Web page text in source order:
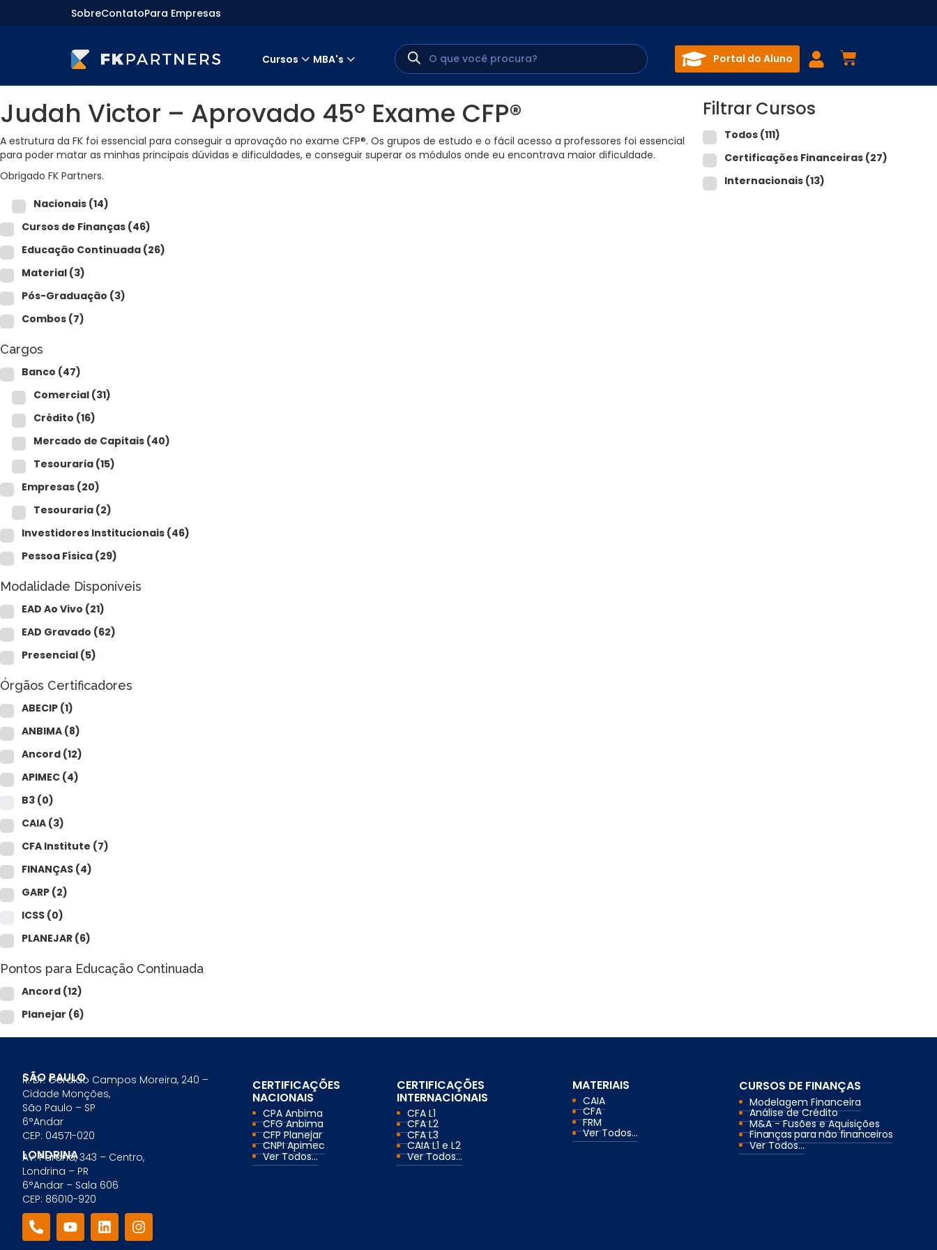
SobreContatoPara Empresas
Cursos MBA's Portal do Aluno
Preparatórios Nacionais
Internacionais
Finanças & Edu. Continuada
Por atuação
Navegação
Sobre nós
CFP®
CPA
CGE
CGA
CNPI
C-Pro I
C-Pro R
CFA®
CAIA®
FRM®
Ver todos
Modelagem Financeira Aplicada
Curso Avan. de Análise de Crédito
M&A – Fusões e Aquisições
Ver todos (+50 cursos)
Crédito Bancário
Comercial Bancário
Tesouraria Bancária
Ver todos
Judah Victor – Aprovado 45º Exame CFP®
A estrutura da FK foi essencial para conseguir a aprovação no exame CFP®. Os grupos de estudo e o fácil acesso a professores foi essencial
para poder matar as minhas principais dúvidas e dificuldades, e conseguir superar os módulos onde eu encontrava maior dificuldade.
Obrigado FK Partners.
Filtrar Cursos
Todos (111)
Certificações Financeiras (27)
Internacionais (13)
Nacionais (14)
Cursos de Finanças (46)
Educação Continuada (26)
Material (3)
Pós-Graduação (3)
Combos (7)
Cargos
Banco (47)
Comercial (31)
Crédito (16)
Mercado de Capitais (40)
Tesouraria (15)
Empresas (20)
Tesouraria (2)
Investidores Institucionais (46)
Pessoa Física (29)
Modalidade Disponíveis
EAD Ao Vivo (21)
EAD Gravado (62)
Presencial (5)
Órgãos Certificadores
ABECIP (1)
ANBIMA (8)
Ancord (12)
APIMEC (4)
B3 (0)
CAIA (3)
CFA Institute (7)
FINANÇAS (4)
GARP (2)
ICSS (0)
PLANEJAR (6)
Pontos para Educação Continuada
Ancord (12)
Planejar (6)
SÃO PAULO
R. Dr. Geraldo Campos Moreira, 240 –
Cidade Monções,
São Paulo – SP
6°Andar
CEP: 04571-020
LONDRINA
Av. Paraná, 343 – Centro,
Londrina – PR
6°Andar – Sala 606
CEP: 86010-920
CERTIFICAÇÕES
NACIONAIS
CPA Anbima
CFG Anbima
CFP Planejar
CNPI Apimec
Ver Todos...
CERTIFICAÇÕES
INTERNACIONAIS
CFA L1
CFA L2
CFA L3
CAIA L1 e L2
Ver Todos...
MATERIAIS
CAIA
CFA
FRM
Ver Todos...
CURSOS DE FINANÇAS
Modelagem Financeira
Análise de Crédito
M&A - Fusões e Aquisições
Finanças para não financeiros
Ver Todos...